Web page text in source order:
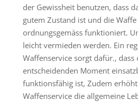
der Gewissheit benutzen, dass
gutem Zustand ist und die
ordnungsgemäss funktioniert.
leicht vermieden werden. Ein
Waffenservice sorgt dafür., dass
entscheidenden Moment
funktionsfähig ist, Zudem
Waffenservice die allgemeine